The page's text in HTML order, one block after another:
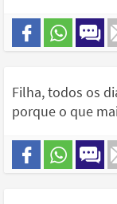
Filha, todos os
porque o que